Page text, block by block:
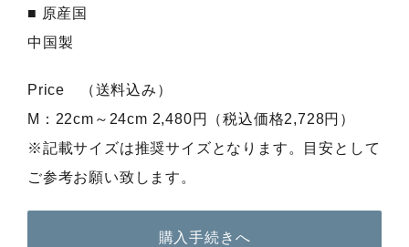
■ 原産国
中国製
Price （送料込み）
M：22cm～24cm 2,480円（税込価格2,728円）
※記載サイズは推奨サイズとなります。目安として
ご参考お願い致します。
購入手続きへ